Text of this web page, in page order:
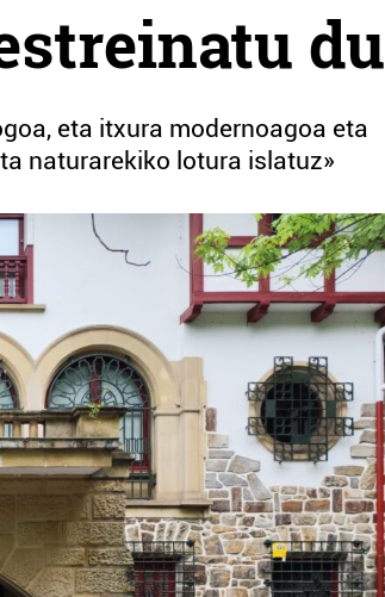
du
eta itxura modernoagoa eta
naturarekiko lotura islatuz»